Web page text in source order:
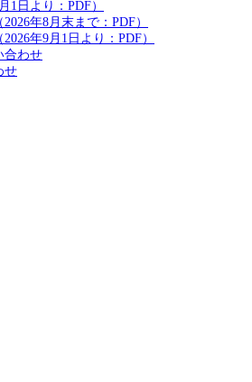
1日より：PDF）
年8月末まで：PDF）
年9月1日より：PDF）
合わせ
せ